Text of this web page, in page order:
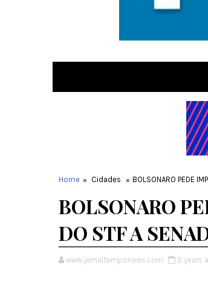
Home Cidades BOLSONARO PEDE
BOLSONARO
DO STF A
www.jornaltemponews.com 5 years